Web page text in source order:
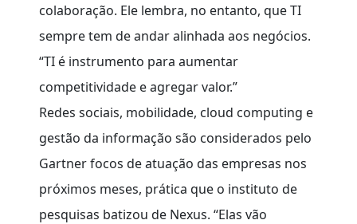
colaboração. Ele lembra, no entanto, que TI
sempre tem de andar alinhada aos negócios.
“TI é instrumento para aumentar
competitividade e agregar valor.”
Redes sociais, mobilidade, cloud computing e
gestão da informação são considerados pelo
Gartner focos de atuação das empresas nos
próximos meses, prática que o instituto de
pesquisas batizou de Nexus. “Elas vão